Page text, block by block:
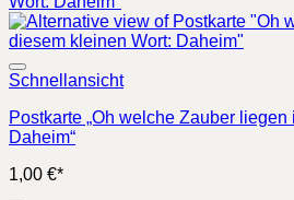
Schnellansicht
Postkarte „Oh welche Zauber
Daheim“
1,00 €*